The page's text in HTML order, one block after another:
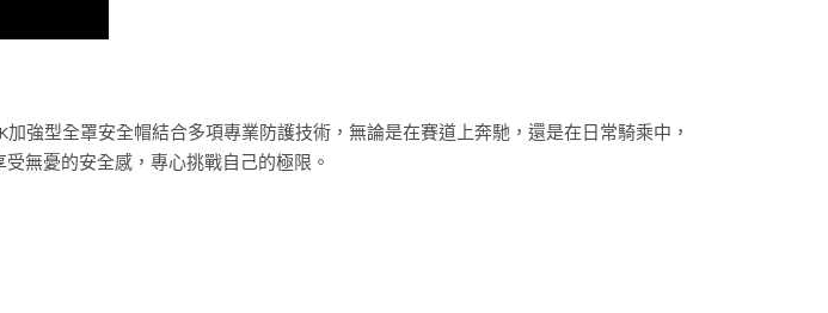
強型全罩安全帽結合多項專業防護技術，無論是在賽道上奔馳，還是在日常騎乘中，
無憂的安全感，專心挑戰自己的極限。